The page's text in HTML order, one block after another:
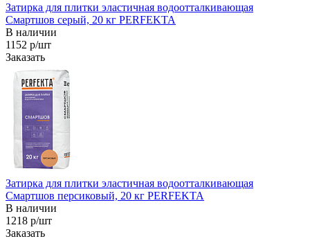
Затирка для плитки эластичная водоотталкивающая
Смартшов серый, 20 кг PERFEKTA
В наличии
1152 р/шт
Заказать
Затирка для плитки эластичная водоотталкивающая
Смартшов персиковый, 20 кг PERFEKTA
В наличии
1218 р/шт
Заказать